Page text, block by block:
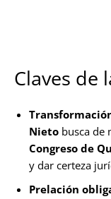
Claves de
Nieto busca de
Congreso de
y dar certeza
Prelación